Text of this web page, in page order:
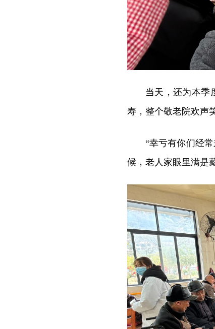
当天，还为本季
寿，整个敬老院欢声
“幸亏有你们经
候，老人家眼里满是